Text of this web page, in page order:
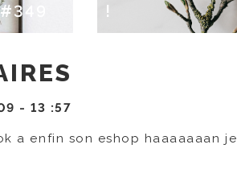
!
-13 :57
a enfin son eshop haaaaaaan